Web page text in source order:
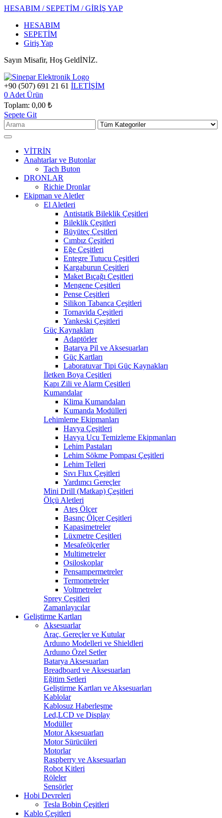
HESABIM / SEPETİM / GİRİŞ YAP
HESABIM
SEPETİM
Giriş Yap
Sayın Misafir, Hoş GeldİNİZ.
+90 (507) 691 21 61 İLETİŞİM
0 Adet Ürün
Toplam: 0,00 ₺
Sepete Git
VİTRİN
Anahtarlar ve Butonlar
Tach Buton
DRONLAR
Richie Dronlar
Ekipman ve Aletler
El Aletleri
Antistatik Bileklik Çeşitleri
Bileklik Çeşitleri
Büyüteç Çeşitleri
Cımbız Çeşitleri
Eğe Çeşitleri
Entegre Tutucu Çeşitleri
Kargaburun Çeşitleri
Maket Bıçağı Çeşitleri
Mengene Çeşitleri
Pense Çeşitleri
Silikon Tabanca Çeşitleri
Tornavida Çeşitleri
Yankeski Çeşitleri
Güç Kaynakları
Adaptörler
Batarya Pil ve Aksesuarları
Güç Kartları
Laboratuvar Tipi Güç Kaynakları
İletken Boya Çeşitleri
Kapı Zili ve Alarm Çeşitleri
Kumandalar
Klima Kumandaları
Kumanda Modülleri
Lehimleme Ekipmanları
Havya Çeşitleri
Havya Ucu Temizleme Ekipmanları
Lehim Pastaları
Lehim Sökme Pompası Çeşitleri
Lehim Telleri
Sıvı Flux Çeşitleri
Yardımcı Gereçler
Mini Drill (Matkap) Çeşitleri
Ölçü Aletleri
Ateş Ölçer
Basınç Ölçer Çeşitleri
Kapasimetreler
Lüxmetre Çeşitleri
Mesafeölçerler
Multimetreler
Osiloskoplar
Pensampermetreler
Termometreler
Voltmetreler
Sprey Çeşitleri
Zamanlayıcılar
Geliştirme Kartları
Aksesuarlar
Araç, Gereçler ve Kutular
Arduıno Modelleri ve Shieldleri
Arduıno Özel Setler
Batarya Aksesuarları
Breadboard ve Aksesuarları
Eğitim Setleri
Geliştirme Kartları ve Aksesuarları
Kablolar
Kablosuz Haberleşme
Led,LCD ve Display
Modüller
Motor Aksesuarları
Motor Sürücüleri
Motorlar
Raspberry ve Aksesuarları
Robot Kitleri
Röleler
Sensörler
Hobi Devreleri
Tesla Bobin Çeşitleri
Kablo Çeşitleri